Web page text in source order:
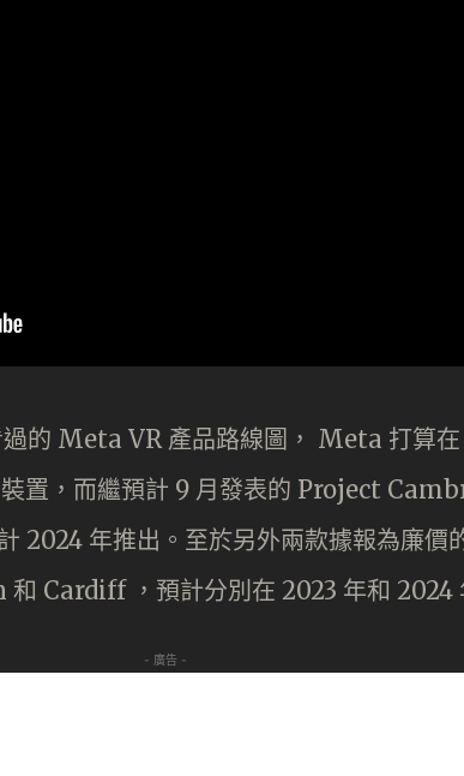
Meta VR 產品路線圖， Meta 打算在
置，而繼預計 9 月發表的 Project
2024 年推出。至於另外兩款據報為廉價
Cardiff ，預計分別在 2023 年和 2024
- 廣告 -